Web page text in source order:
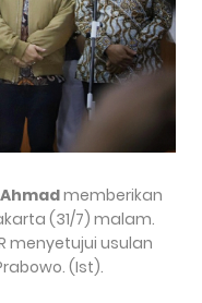
memberikan
(31/7) malam.
menyetujui usulan
(Ist).